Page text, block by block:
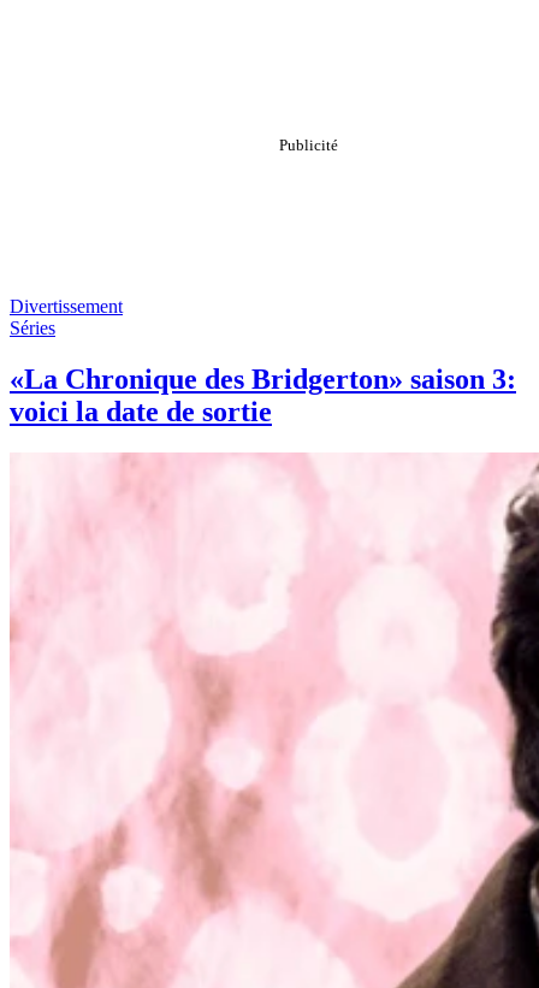
Divertissement
Séries
«La Chronique des Bridgerton» saison 3:
voici la date de sortie